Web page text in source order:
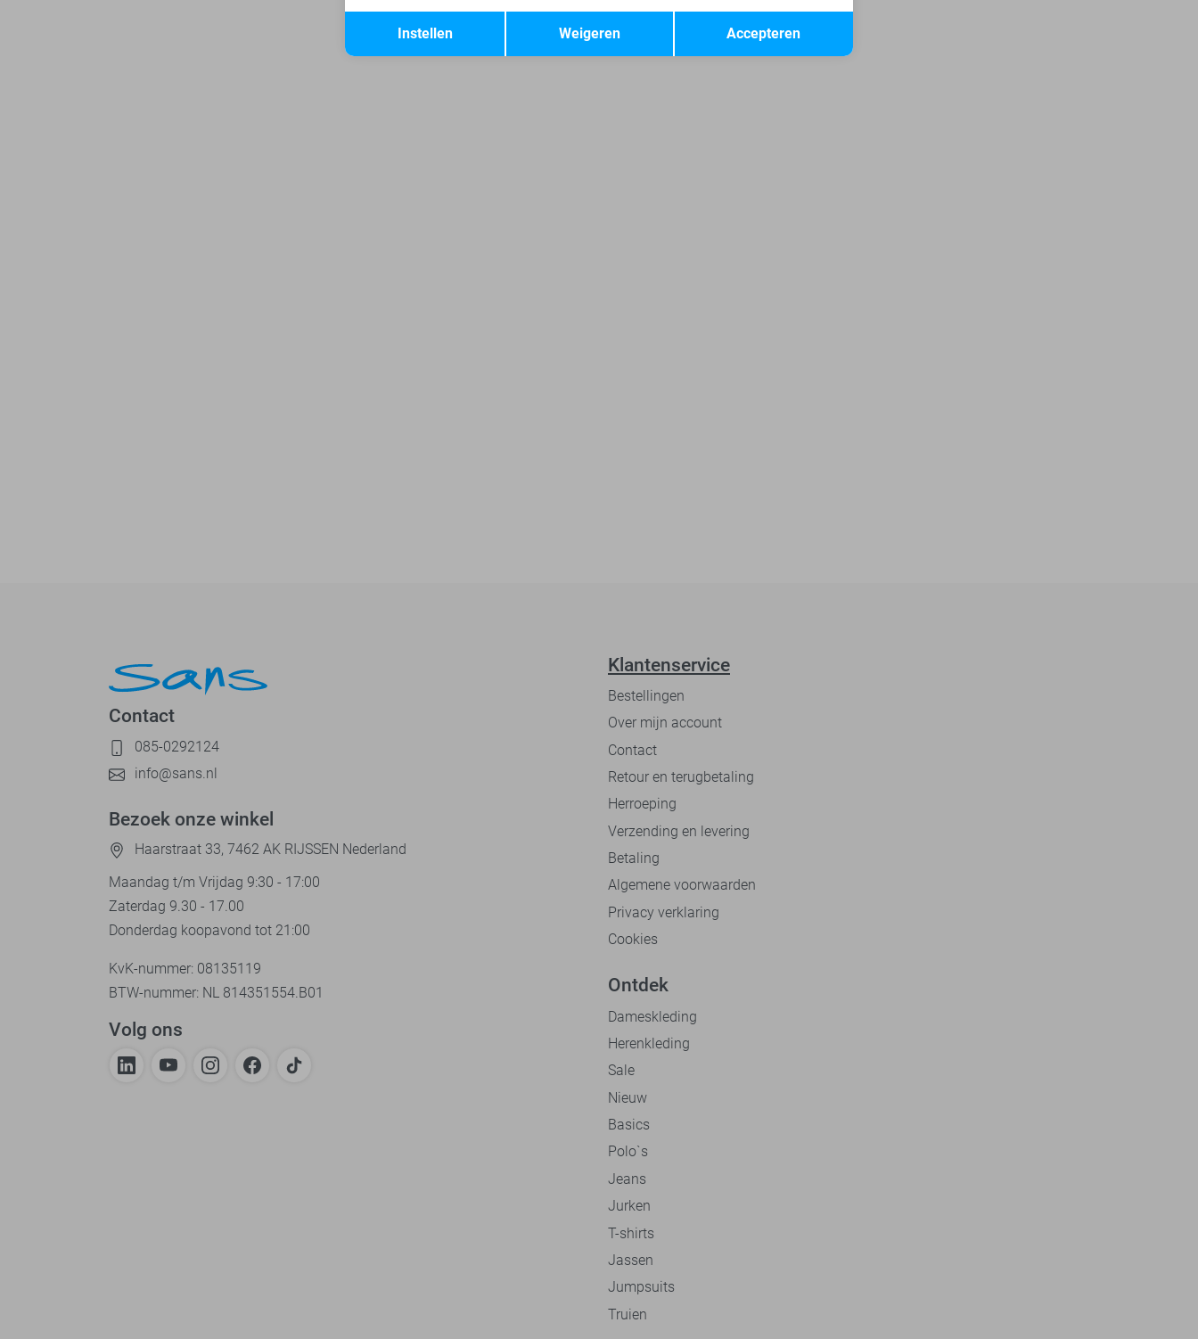
Contact
085-0292124
info@sans.nl
Bezoek onze winkel
Haarstraat 33, 7462 AK RIJSSEN Nederland
Maandag t/m Vrijdag 9:30 - 17:00
Zaterdag 9.30 - 17.00
Donderdag koopavond tot 21:00
KvK-nummer: 08135119
BTW-nummer: NL 814351554.B01
Volg ons
Klantenservice
Bestellingen
Over mijn account
Contact
Retour en terugbetaling
Herroeping
Verzending en levering
Betaling
Algemene voorwaarden
Privacy verklaring
Cookies
Ontdek
Dameskleding
Herenkleding
Sale
Nieuw
Basics
Polo`s
Jeans
Jurken
T-shirts
Jassen
Jumpsuits
Truien
Terug Opslaan
Accepteren
Weigeren
Instellen